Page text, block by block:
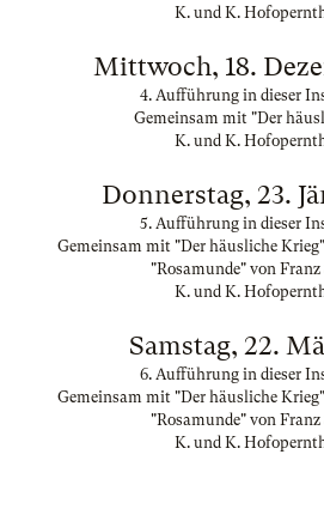
K. und K.
Mittwoch, 18.
4. Aufführung in dieser
Gemeinsam mit "Der
K. und K.
Donnerstag, 23.
5. Aufführung in dieser
Gemeinsam mit "Der häusliche
"Rosamunde" von Franz
K. und K.
Samstag, 22.
6. Aufführung in dieser
Gemeinsam mit "Der häusliche
"Rosamunde" von Franz
K. und K.